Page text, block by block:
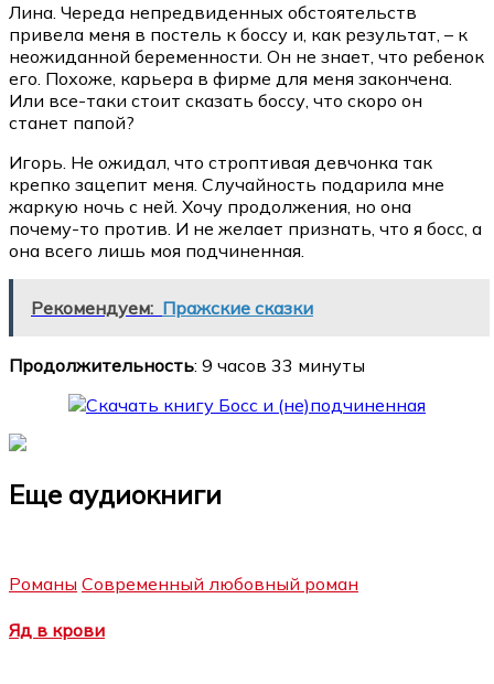
Лина. Череда непредвиденных обстоятельств
привела меня в постель к боссу и, как результат, – к
неожиданной беременности. Он не знает, что ребенок
его. Похоже, карьера в фирме для меня закончена.
Или все-таки стоит сказать боссу, что скоро он
станет папой?
Игорь. Не ожидал, что строптивая девчонка так
крепко зацепит меня. Случайность подарила мне
жаркую ночь с ней. Хочу продолжения, но она
почему-то против. И не желает признать, что я босс, а
она всего лишь моя подчиненная.
Рекомендуем: Пражские сказки
Продолжительность: 9 часов 33 минуты
Еще аудиокниги
Романы Современный любовный роман
Яд в крови